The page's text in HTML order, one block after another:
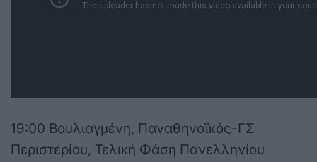
19:00 Βουλιαγμένη, Παναθηναϊκός-ΓΣ
Περιστερίου, Τελική Φάση Πανελληνίου